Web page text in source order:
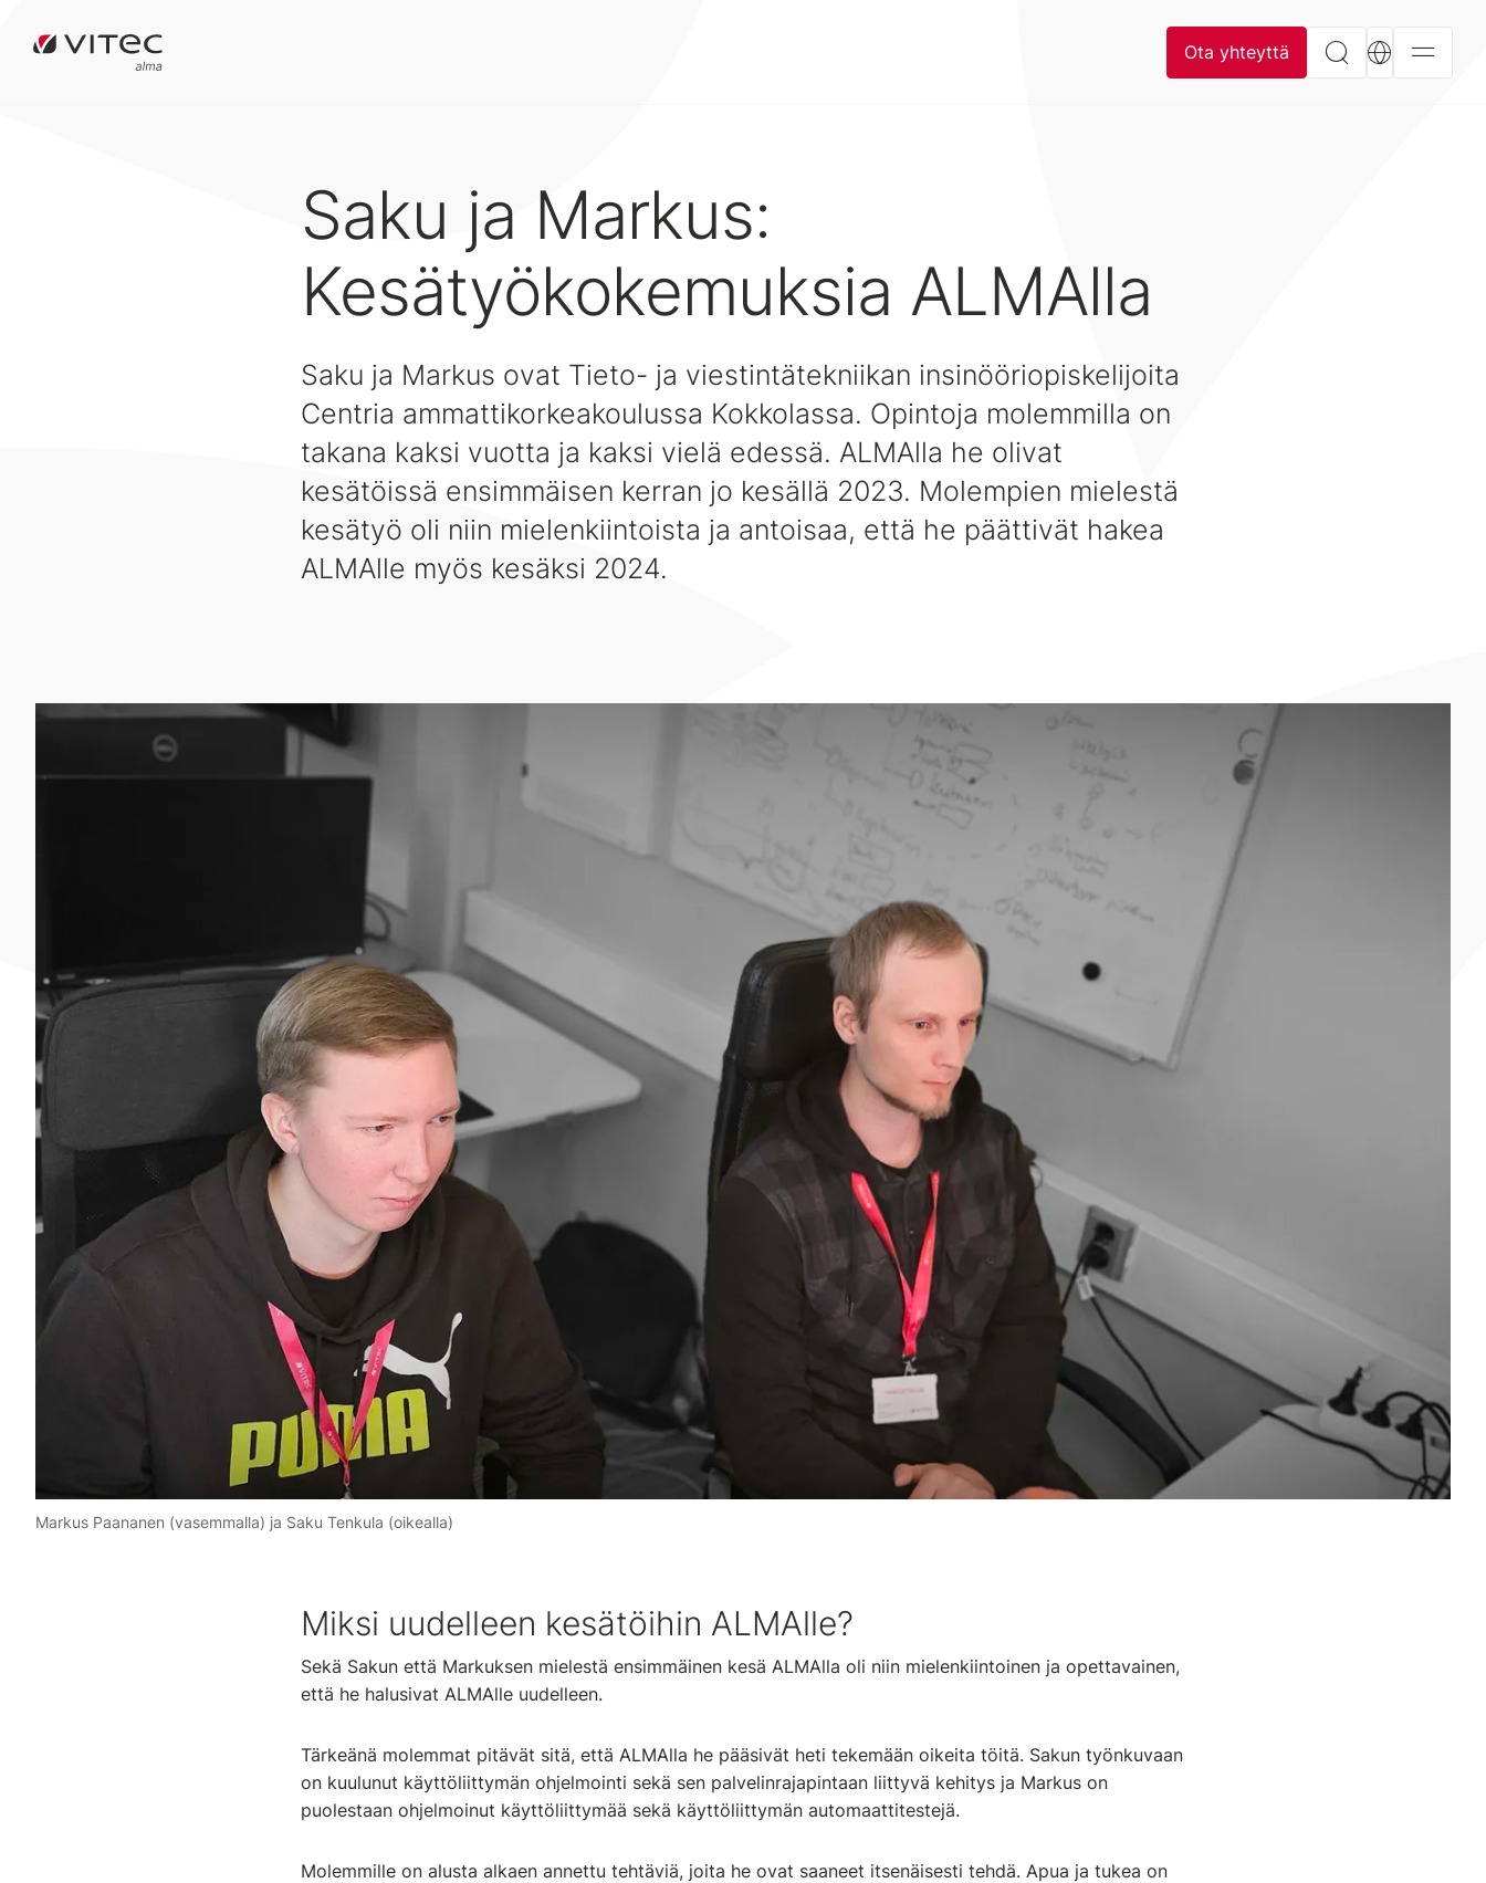
Ota yhteyttä
Saku ja Markus:
Kesätyökokemuksia ALMAlla
Saku ja Markus ovat Tieto- ja viestintätekniikan insinööriopiskelijoita
Centria ammattikorkeakoulussa Kokkolassa. Opintoja molemmilla on
takana kaksi vuotta ja kaksi vielä edessä. ALMAlla he olivat
kesätöissä ensimmäisen kerran jo kesällä 2023. Molempien mielestä
kesätyö oli niin mielenkiintoista ja antoisaa, että he päättivät hakea
ALMAlle myös kesäksi 2024.
Markus Paananen (vasemmalla) ja Saku Tenkula (oikealla)
Miksi uudelleen kesätöihin ALMAlle?
Sekä Sakun että Markuksen mielestä ensimmäinen kesä ALMAlla oli niin mielenkiintoinen ja opettavainen,
että he halusivat ALMAlle uudelleen.
Tärkeänä molemmat pitävät sitä, että ALMAlla he pääsivät heti tekemään oikeita töitä. Sakun työnkuvaan
on kuulunut käyttöliittymän ohjelmointi sekä sen palvelinrajapintaan liittyvä kehitys ja Markus on
puolestaan ohjelmoinut käyttöliittymää sekä käyttöliittymän automaattitestejä.
Molemmille on alusta alkaen annettu tehtäviä, joita he ovat saaneet itsenäisesti tehdä. Apua ja tukea on